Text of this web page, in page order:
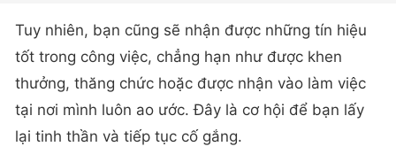
Tuy nhiên, bạn cũng sẽ nhận được những tín hiệu
tốt trong công việc, chẳng hạn như được khen
thưởng, thăng chức hoặc được nhận vào làm việc
tại nơi mình luôn ao ước. Đây là cơ hội để bạn lấy
lại tinh thần và tiếp tục cố gắng.